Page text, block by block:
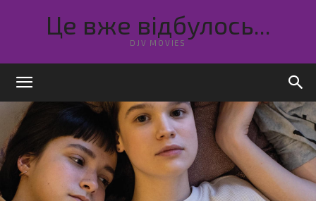
Це вже відбулось...
DJV MOVIES